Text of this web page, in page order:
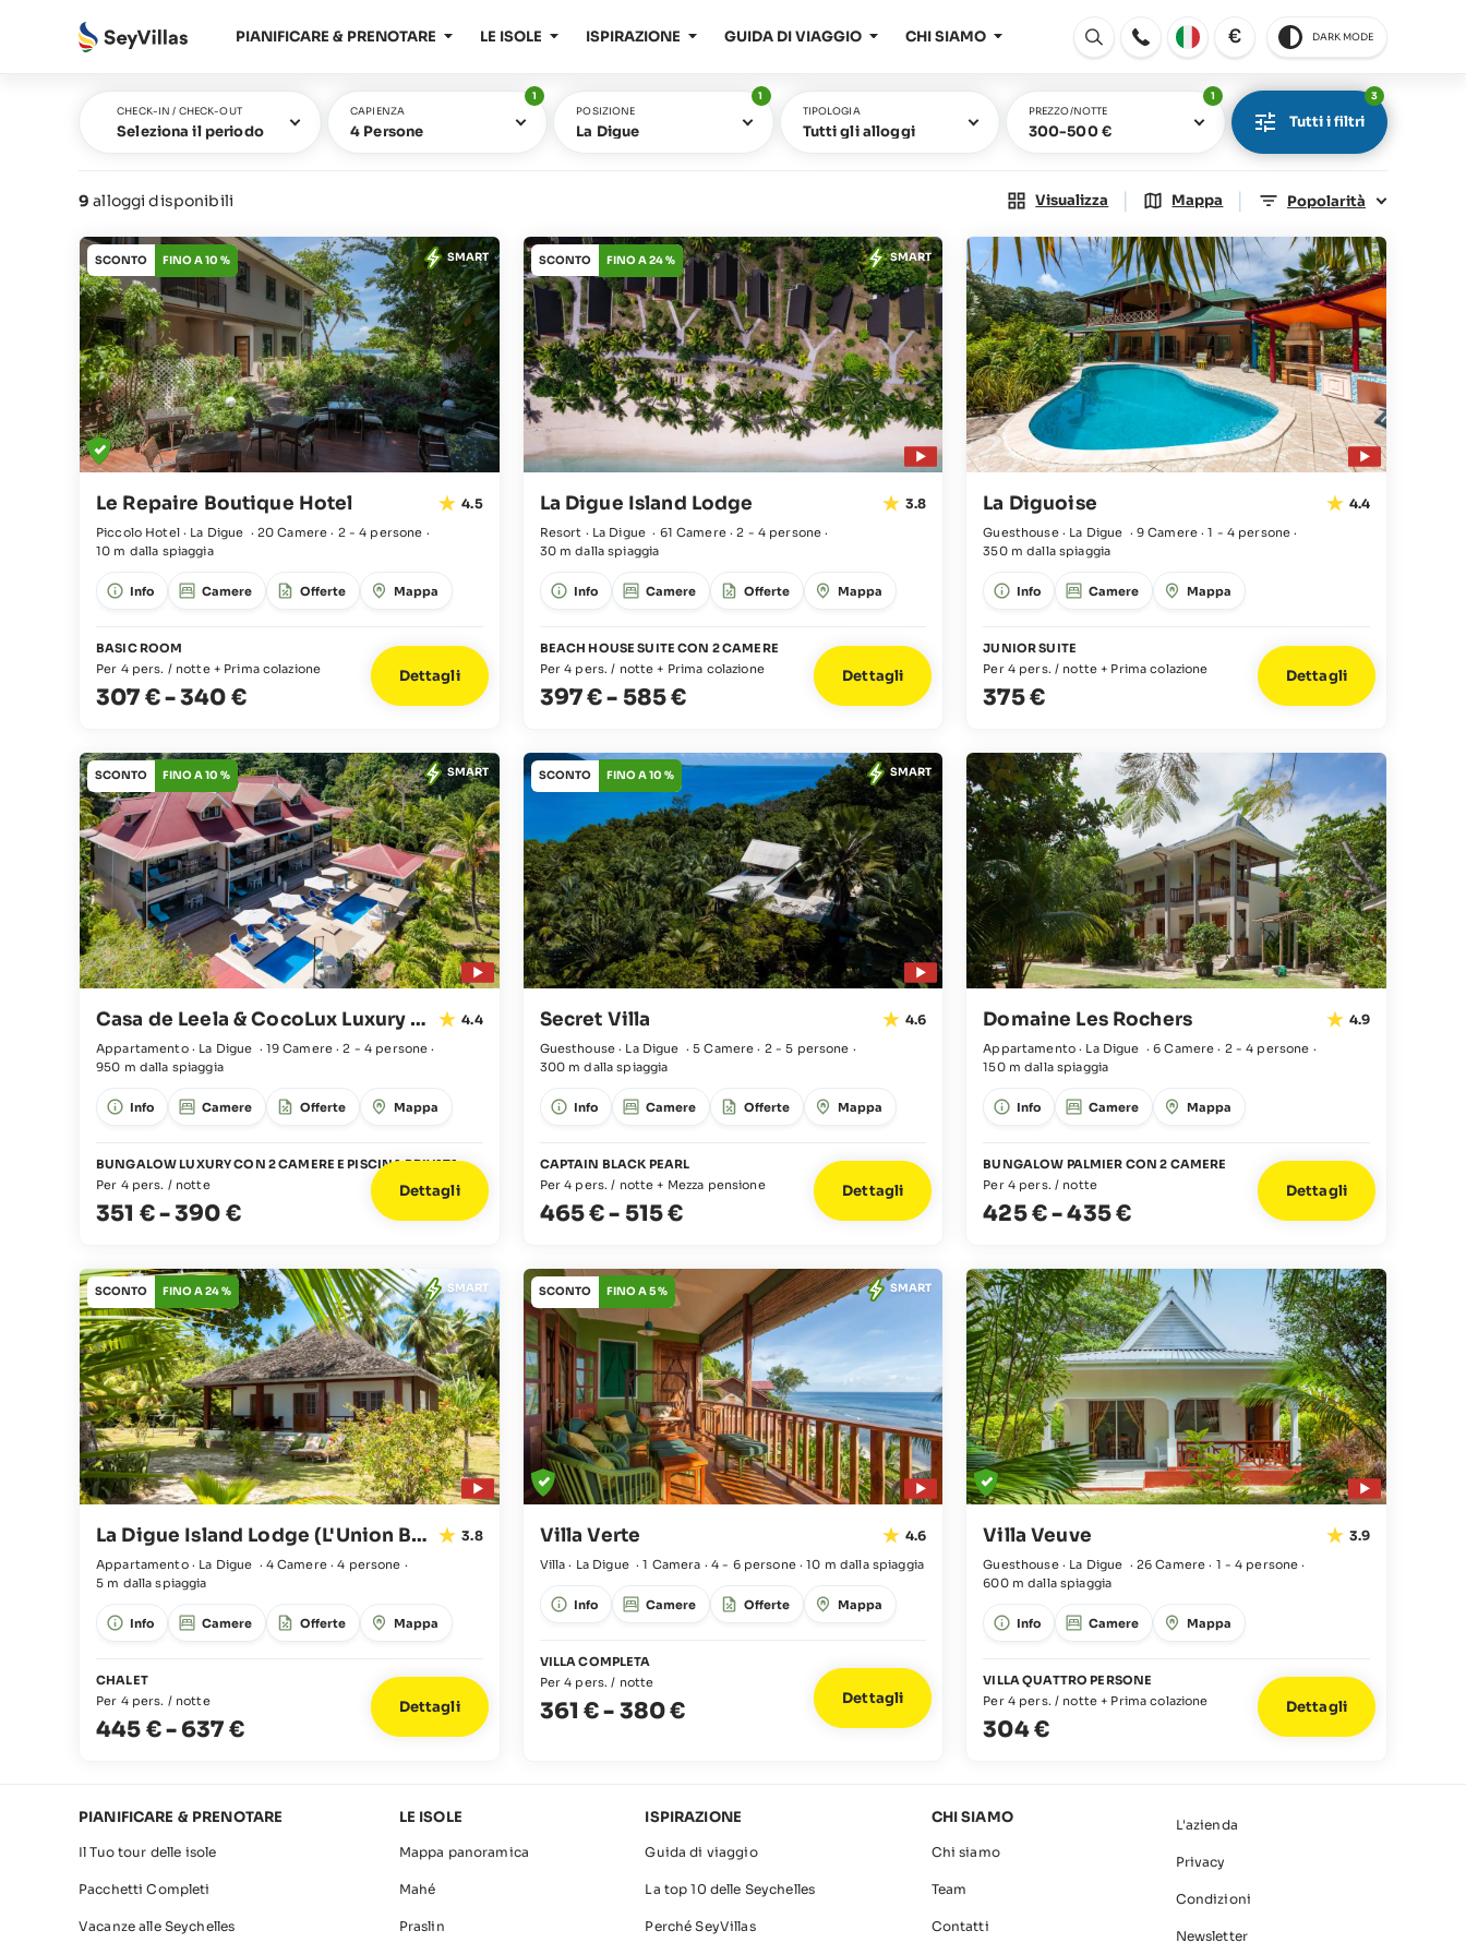
PIANIFICARE & PRENOTARE LE ISOLE ISPIRAZIONE GUIDA DI VIAGGIO CHI SIAMO
Aperto
€ DARK MODE
CHECK-IN / CHECK-OUT
Seleziona il periodo
CAPIENZA
4 Persone
1
POSIZIONE
La Digue
1
TIPOLOGIA
Tutti gli alloggi
PREZZO/NOTTE
300-500 €
1
Tutti i filtri
3
9 alloggi disponibili Visualizza | Mappa | Popolarità
SCONTO FINO A 10 % SMART
Le Repaire Boutique Hotel 4.5
Piccolo Hotel · La Digue · 20 Camere · 2 - 4 persone ·
10 m dalla spiaggia
Info Camere Offerte Mappa
BASIC ROOM
Per 4 pers. / notte + Prima colazione
307 €-340 €
Dettagli
SCONTO FINO A 24 % SMART
La Digue Island Lodge 3.8
Resort · La Digue · 61 Camere·2 - 4 persone ·
30 m dalla spiaggia
Info Camere Offerte Mappa
BEACH HOUSE SUITE CON 2 CAMERE
Per 4 pers. / notte + Prima colazione
397 €- 585 €
Dettagli
La Diguoise 4.4
Guesthouse · La Digue · 9 Camere·1 - 4 persone ·
350 m dalla spiaggia
Info Camere Mappa
JUNIOR SUITE
Per 4 pers. / notte + Prima colazione
375 €
Dettagli
SCONTO FINO A 10 % SMART
Casa de Leela & CocoLux Luxury Apartments 4.4
Appartamento · La Digue · 19 Camere ·2 - 4 persone ·
950 m dalla spiaggia
Info Camere Offerte Mappa
BUNGALOW LUXURY CON 2 CAMERE E PISCINA PRIVATA
Per 4 pers. / notte
351 €-390 €
Dettagli
SCONTO FINO A 10 % SMART
Secret Villa 4.6
Guesthouse · La Digue ·5 Camere · 2 - 5 persone ·
300 m dalla spiaggia
Info Camere Offerte Mappa
CAPTAIN BLACK PEARL
Per 4 pers. / notte + Mezza pensione
465 €- 515 €
Dettagli
Domaine Les Rochers 4.9
Appartamento · La Digue ·6 Camere · 2 - 4 persone ·
150 m dalla spiaggia
Info Camere Mappa
BUNGALOW PALMIER CON 2 CAMERE
Per 4 pers. / notte
425 €-435 €
Dettagli
SCONTO FINO A 24 % SMART
La Digue Island Lodge (L'Union Beach Villas) 3.8
Appartamento · La Digue · 4 Camere·4 persone ·
5 m dalla spiaggia
Info Camere Offerte Mappa
CHALET
Per 4 pers. / notte
445 €- 637 €
Dettagli
SCONTO FINO A 5 % SMART
Villa Verte 4.6
Villa · La Digue ·1 Camera ·4 - 6 persone·10 m dalla spiaggia
Info Camere Offerte Mappa
VILLA COMPLETA
Per 4 pers. / notte
361 €- 380 € Dettagli
Villa Veuve 3.9
Guesthouse · La Digue · 26 Camere · 1 - 4 persone ·
600 m dalla spiaggia
Info Camere Mappa
VILLA QUATTRO PERSONE
Per 4 pers. / notte + Prima colazione
304 €
Dettagli
PIANIFICARE & PRENOTARE
Il Tuo tour delle isole
Pacchetti Completi
Vacanze alle Seychelles
LE ISOLE
Mappa panoramica
Mahé
Praslin
ISPIRAZIONE
Guida di viaggio
La top 10 delle Seychelles
Perché SeyVillas
CHI SIAMO
Chi siamo
Team
Contatti
L'azienda
Privacy
Condizioni
Newsletter